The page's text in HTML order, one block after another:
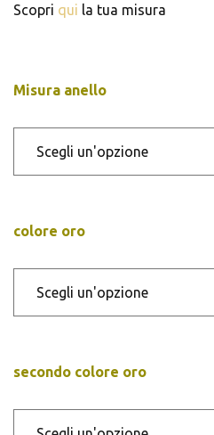
a
Scopri qui la tua misura
Misura anello
colore oro
secondo colore oro